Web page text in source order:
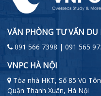
VĂN PHÒNG TƯ VẤN DU
091 566 7398 | 091 565
VNPC HÀ NỘI
Tòa nhà HKT, Số 85 Vũ
Quận Thanh Xuân, Hà Nội